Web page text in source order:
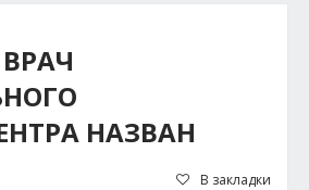
НАЗВАН
В закладки